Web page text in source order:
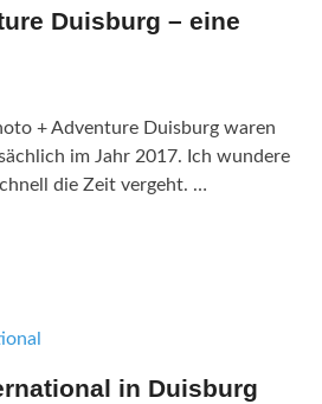
Duisburg – eine
+ Adventure Duisburg waren
im Jahr 2017. Ich wundere
die Zeit vergeht. …
in Duisburg